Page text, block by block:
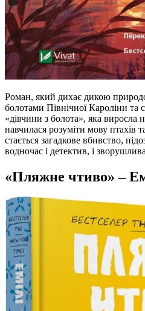
Роман, який дихає дикою
болотами Північної Кароліни та
«дівчини з болота», яка виросла
навчилася розуміти мову птахів
стається загадкове вбивство,
водночас і детектив, і
«Пляжне чтиво» –